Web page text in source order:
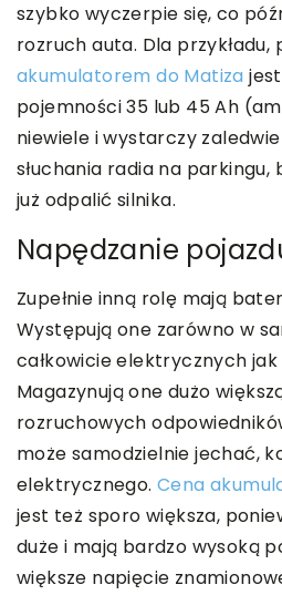
szybko wyczerpie się, co
rozruch auta. Dla
akumulatorem do Matiza
pojemności 35 lub 45 Ah
niewiele i wystarczy
słuchania radia na parkingu,
już odpalić silnika.
Napędzanie
Zupełnie inną rolę mają
Występują one zarówno w
całkowicie elektrycznych
Magazynują one dużo
rozruchowych
może samodzielnie jechać,
elektrycznego.Cena
jest też sporo większa,
duże i mają bardzo wysoką
większe napięcie